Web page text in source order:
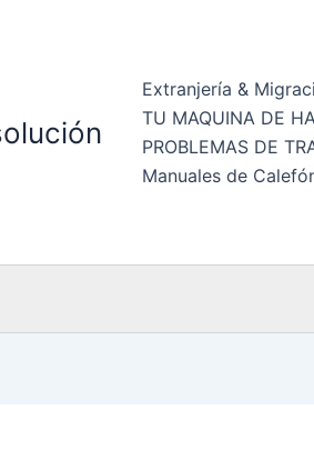
Extranjería &
TU MAQUINA DE
PROBLEMAS DE
Manuales de